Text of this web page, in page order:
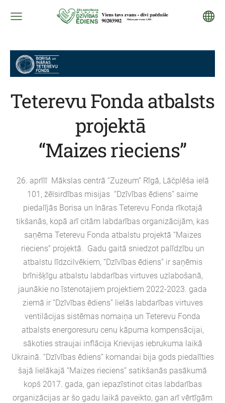
Teterevu Fonda atbalsts
projektā
“Maizes rieciens”
26. aprīlī Mākslas centrā “Zuzeum” Rīgā, Lāčplēša ielā
101, žēlsirdības misijas “Dzīvības ēdiens” saime
piedalījās Borisa un Ināras Teterevu Fonda rīkotajā
tikšanās, kopā arī citām labdarības organizācijām, kas
saņēma Teterevu Fonda atbalstu projektā “Maizes
rieciens” projektā. Gadu gaitā sniedzot palīdzību un
atbalstu līdzcilvēkiem, “Dzīvības ēdiens” ir saņēmis
brīnišķīgu atbalstu labdarības virtuves uzlabošanā,
jaunākie no īstenotajiem projektiem 2022-2023. gada
ziemā ir “Dzīvības ēdiens” lielās labdarības virtuves
ventilācijas sistēmas nomaiņa un Teterevu Fonda
atbalsts energoresuru cenu kāpuma kompensācijai,
sākoties straujai inflācija Krievijas iebrukuma laikā
Ukrainā. “Dzīvības ēdiens” komandai bija gods piedalīties
šajā lielākajā “Maizes rieciens” satikšanās pasākumā
kopš 2017. gada, gan iepazīstinot citas labdarības
organizācijas ar šo gadu laikā paveikto, gan arī vērtīgām